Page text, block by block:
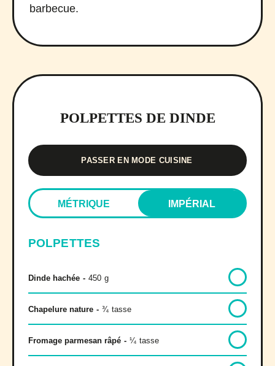
barbecue.
POLPETTES DE DINDE
PASSER EN MODE CUISINE
MÉTRIQUE IMPÉRIAL
POLPETTES
Dinde hachée - 450 g
Chapelure nature - ¾ tasse
Fromage parmesan râpé - ¼ tasse